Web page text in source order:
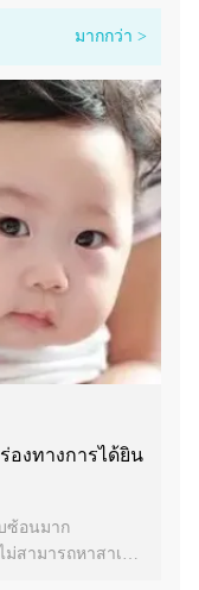
มากกว่า >
งทางการได้ยิน
ซ้อนมาก
สามารถหาสาเหตุ